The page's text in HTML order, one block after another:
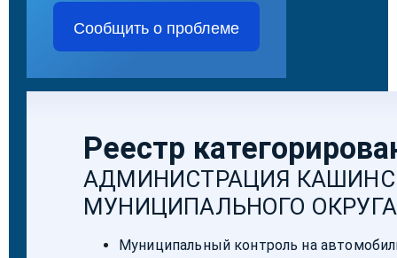
Сообщить о проблеме